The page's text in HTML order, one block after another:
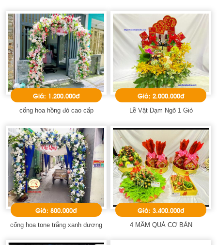
Giá: 1.200.000đ
cổng hoa hồng đỏ cao cấp
Giá: 2.000.000đ
Lễ Vật Dạm Ngõ 1 Giỏ
Giá: 800.000đ
cổng hoa tone trắng xanh dương
Giá: 3.400.000đ
4 MÂM QUẢ CƠ BẢN